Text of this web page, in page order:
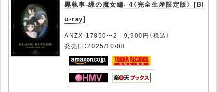
黒執事-緑の魔女編- 4〈完全生産限定版〉 [Bl
u-ray]
ANZX-17850〜2 9,900円（税込）
発売日：2025/10/08